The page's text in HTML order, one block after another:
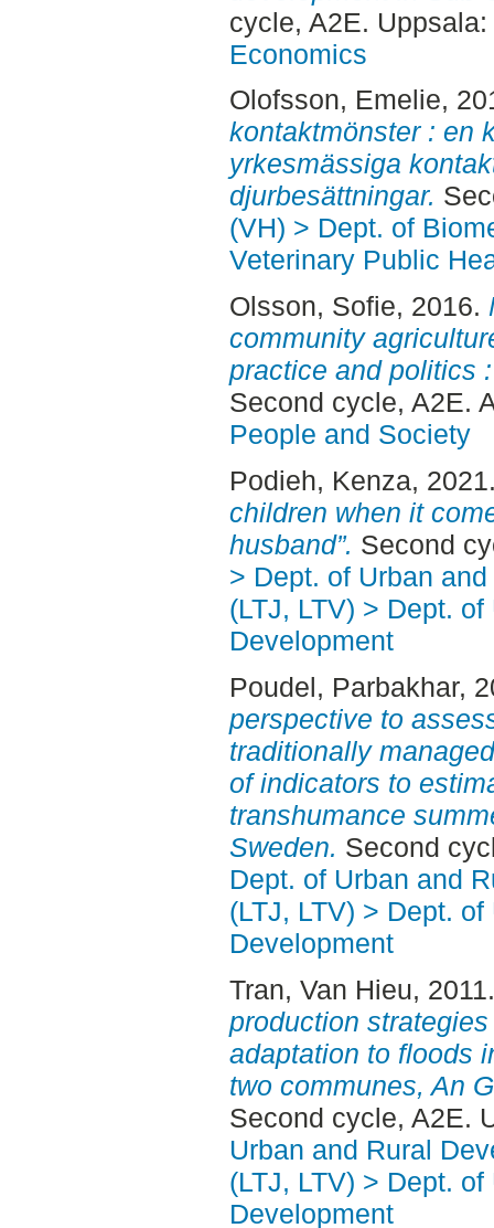
cycle, A2E. Uppsala:
Economics
Olofsson, Emelie,
kontaktmönster : en
yrkesmässiga
djurbesättningar.
(VH) > Dept. of
Veterinary Public
Olsson, Sofie, 2016.
community
practice and politics
Second cycle, A2E.
People and Society
Podieh, Kenza,
children when it
husband”. Second
> Dept. of Urban
(LTJ, LTV) > Dept.
Development
Poudel, Parbakhar,
perspective to
traditionally
of indicators to
transhumance
Sweden. Second
Dept. of Urban and
(LTJ, LTV) > Dept.
Development
Tran, Van Hieu,
production
adaptation to floods
two communes, An
Second cycle, A2E.
Urban and Rural
(LTJ, LTV) > Dept.
Development